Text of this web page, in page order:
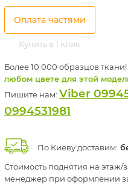
Оплата частями
Купить в 1 клик
Более 10 000 образцов ткани!
любом цвете для этой
Пишите нам: Viber
0994531981
По Киеву доставим:
Стоимость поднятия на этаж/
менеджер при оформлении